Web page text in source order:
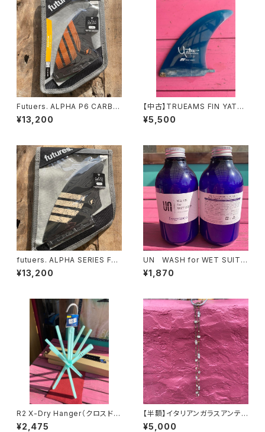
Futuers. ALPHA P6 CARBO
N/ORANGE (M)
¥13,200
【中古】TRUEAMS FIN YATER
CLASSIC 7.0
¥5,500
futuers. ALPHA SERIES FK2
（フューチャーズ アルファ キ
ールツインフィン FK2モデル）
¥13,200
UN WASH for WET SUIT
（ウェットスーツ専用洗剤） 16.9
floz/500ml
¥1,870
R2 X-Dry Hanger（クロスドラ
イ）ハンガー 新型
¥2,475
【半額】イタリアンガラスアンティ
ーク調ネックレス
¥5,000